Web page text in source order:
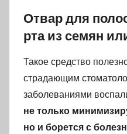
Отвар для
рта из семян
Такое средство
страдающим
заболеваниями
не только
но и борется с